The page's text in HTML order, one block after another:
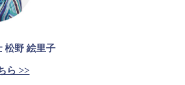
松野 絵里子
ら >>